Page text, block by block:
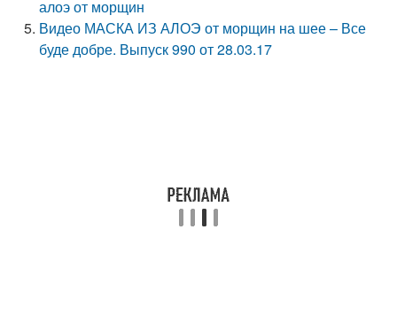
алоэ от морщин
Видео МАСКА ИЗ АЛОЭ от морщин на шее – Все
буде добре. Выпуск 990 от 28.03.17